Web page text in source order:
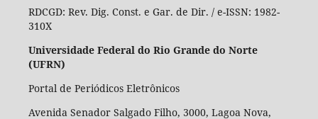
RDCGD: Rev. Dig. Const. e Gar. de Dir. / e-ISSN: 1982-
310X
Universidade Federal do Rio Grande do Norte
(UFRN)
Portal de Periódicos Eletrônicos
Avenida Senador Salgado Filho, 3000, Lagoa Nova,